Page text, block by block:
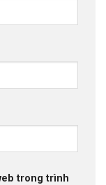
trong trình